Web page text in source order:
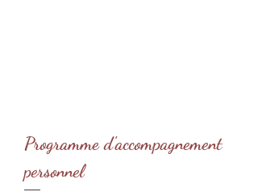
Programme d'accompagnement
personnel